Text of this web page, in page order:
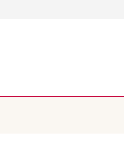
Forschende